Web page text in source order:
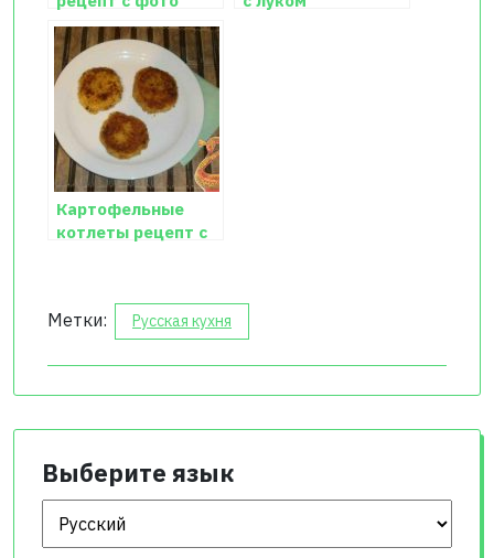
Картофельные
котлеты рецепт с
Метки: Русская кухня
Выберите язык
Выберите язык